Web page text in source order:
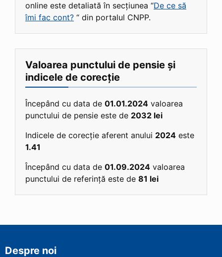
online este detaliată în secțiunea “De ce să
îmi fac cont? “ din portalul CNPP.
Valoarea punctului de pensie și
indicele de corecție
Începând cu data de 01.01.2024 valoarea
punctului de pensie este de 2032 lei
Indicele de corecție aferent anului 2024 este
1.41
Începând cu data de 01.09.2024 valoarea
punctului de referință este de 81 lei
Despre noi